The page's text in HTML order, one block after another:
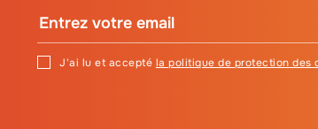
J'ai lu et accepté la politique de protection des